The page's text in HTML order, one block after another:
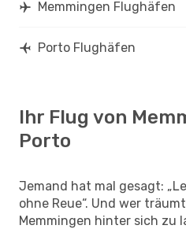
Memmingen Flughäfen
Porto Flughäfen
Ihr Flug von
Porto
Jemand hat mal gesagt:
ohne Reue“. Und wer
Memmingen hinter sich zu